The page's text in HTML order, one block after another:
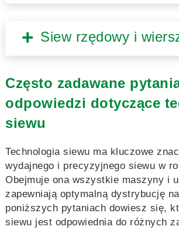
Siew rzędowy i
Często zadawane
odpowiedzi dotyczące
siewu
Technologia siewu ma kluczowe
wydajnego i precyzyjnego siewu w
Obejmuje ona wszystkie maszyny i
zapewniają optymalną dystrybucję
poniższych pytaniach dowiesz się,
siewu jest odpowiednia do różnych